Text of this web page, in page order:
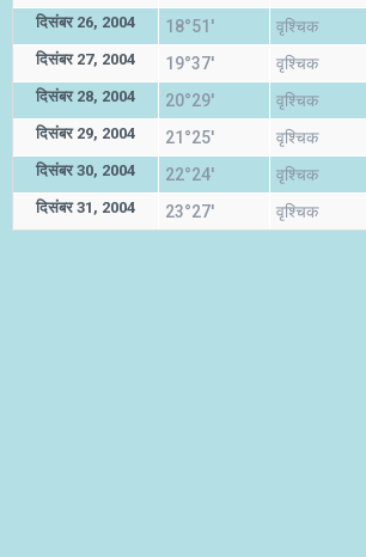
दिसंबर 26, 2004 18°51' वृश्चिक
दिसंबर 27, 2004 19°37' वृश्चिक
दिसंबर 28, 2004 20°29' वृश्चिक
दिसंबर 29, 2004 21°25' वृश्चिक
दिसंबर 30, 2004 22°24' वृश्चिक
दिसंबर 31, 2004 23°27' वृश्चिक